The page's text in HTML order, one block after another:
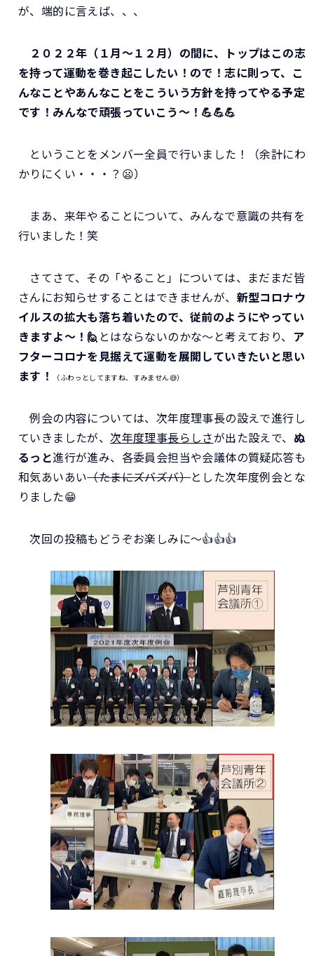
が、端的に言えば、、、
２０２２年（１月～１２月）の間に、トップはこの志
を持って運動を巻き起こしたい！ので！志に則って、こ
んなことやあんなことをこういう方針を持ってやる予定
です！みんなで頑張っていこう～！💪💪💪
ということをメンバー全員で行いました！（余計にわ
かりにくい・・・？😦）
まあ、来年やることについて、みんなで意識の共有を
行いました！笑
さてさて、その「やること」については、まだまだ皆
さんにお知らせすることはできませんが、 新型コロナウ
イルスの拡大も落ち着いたので、従前のようにやってい
きますよ～！🙋 とはならないのかな～と考えており、 ア
フターコロナを見据えて運動を展開していきたいと思い
ます！
（ふわっとしてますね、すみません😅）
例会の内容については、次年度理事長の設えで進行し
ていきましたが、次年度理事長らしさが出た設えで、 ぬ
るっと進行が進み、各委員会担当や会議体の質疑応答も
和気あいあい（たまにズバズバ）とした次年度例会とな
りました😁
次回の投稿もどうぞお楽しみに～👍👍👍